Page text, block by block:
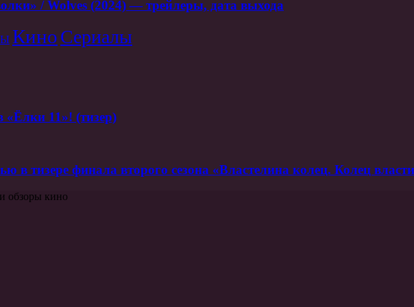
/ Wolves (2024) — трейлеры, дата выхода
КиноСериалы
11»! (тизер)
в тизере финала второго сезона «Властелина колец. Колец
обзоры кино